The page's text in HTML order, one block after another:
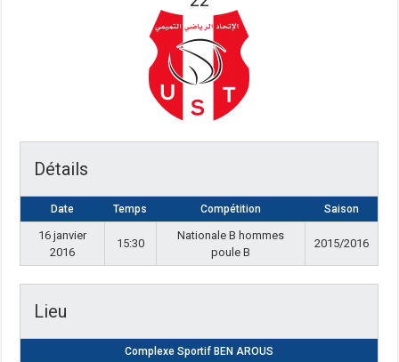
Détails
Date Temps Compétition Saison
16 janvier
2016
15:30
Nationale B hommes
poule B
2015/2016
Lieu
Complexe Sportif BEN AROUS